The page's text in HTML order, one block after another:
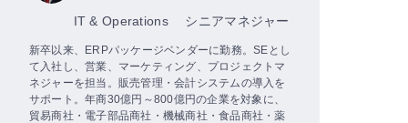
IT & Operations シニアマネジャー
新卒以来、ERPパッケージベンダーに勤務。SEとし
て入社し、営業、マーケティング、プロジェクトマ
ネジャーを担当。販売管理・会計システムの導入を
サポート。年商30億円～800億円の企業を対象に、
貿易商社・電子部品商社・機械商社・食品商社・薬